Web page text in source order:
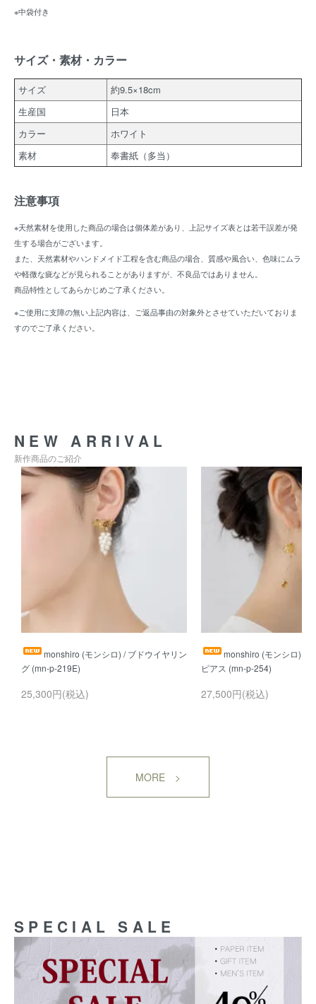
※中袋付き
サイズ・素材・カラー
サイズ
約9.5×18cm
生産国
日本
カラー
ホワイト
素材
奉書紙（多当）
注意事項
※天然素材を使用した商品の場合は個体差があり、上記サイズ表とは若干誤差が発
生する場合がございます。
また、天然素材やハンドメイド工程を含む商品の場合、質感や風合い、色味にムラ
や軽微な疵などが見られることがありますが、不良品ではありません。
商品特性としてあらかじめご了承ください。
※ご使用に支障の無い上記内容は、ご返品事由の対象外とさせていただいておりま
すのでご了承ください。
NEW ARRIVAL
新作商品のご紹介
monshiro (モンシロ) / ブドウイヤリン
25,300円(税込)
monshiro (モンシロ) /
27,500円(税込)
MORE >
SPECIAL SALE